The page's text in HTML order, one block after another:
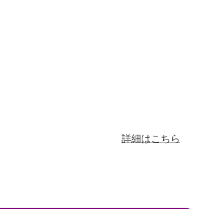
詳細はこちら